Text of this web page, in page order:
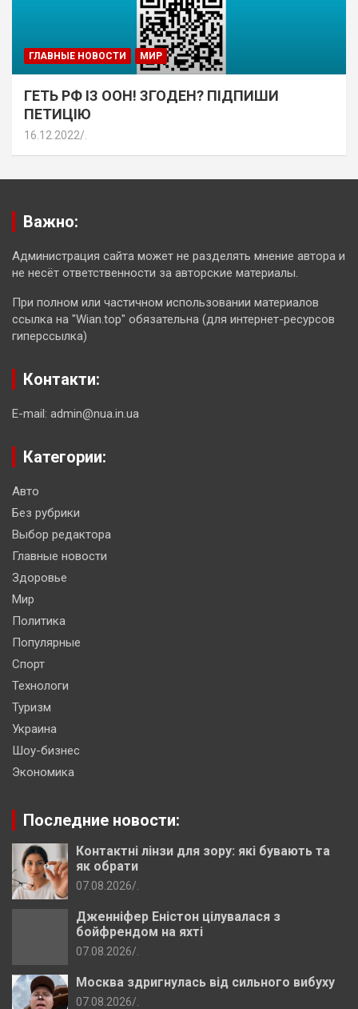
ГЛАВНЫЕ НОВОСТИ МИР
ГЕТЬ РФ ІЗ ООН! ЗГОДЕН? ПІДПИШИ
ПЕТИЦІЮ
16.12.2022
Важно:
Администрация сайта может не разделять мнение автора и
не несёт ответственности за авторские материалы.
При полном или частичном использовании материалов
ссылка на "Wian.top" обязательна (для интернет-ресурсов
гиперссылка)
Контакти:
E-mail: admin@nua.in.ua
Категории:
Авто
Без рубрики
Выбор редактора
Главные новости
Здоровье
Мир
Политика
Популярные
Спорт
Технологи
Туризм
Украина
Шоу-бизнес
Экономика
Последние новости:
Контактні лінзи для зору: які бувають та
як обрати
07.08.2026
Дженніфер Еністон цілувалася з
бойфрендом на яхті
07.08.2026
Москва здригнулась від сильного вибуху
07.08.2026